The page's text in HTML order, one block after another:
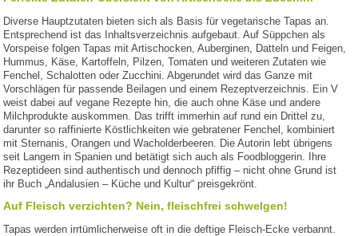
Diverse Hauptzutaten bieten sich als Basis für vegetarische Tapas an.
Entsprechend ist das Inhaltsverzeichnis aufgebaut. Auf Süppchen als
Vorspeise folgen Tapas mit Artischocken, Auberginen, Datteln und Feigen,
Hummus, Käse, Kartoffeln, Pilzen, Tomaten und weiteren Zutaten wie
Fenchel, Schalotten oder Zucchini. Abgerundet wird das Ganze mit
Vorschlägen für passende Beilagen und einem Rezeptverzeichnis. Ein V
weist dabei auf vegane Rezepte hin, die auch ohne Käse und andere
Milchprodukte auskommen. Das trifft immerhin auf rund ein Drittel zu,
darunter so raffinierte Köstlichkeiten wie gebratener Fenchel, kombiniert
mit Sternanis, Orangen und Wacholderbeeren. Die Autorin lebt übrigens
seit Langem in Spanien und betätigt sich auch als Foodbloggerin. Ihre
Rezeptideen sind authentisch und dennoch pfiffig – nicht ohne Grund ist
ihr Buch „Andalusien – Küche und Kultur“ preisgekrönt.
Auf Fleisch verzichten? Nein, fleischfrei schwelgen!
Tapas werden irrtümlicherweise oft in die deftige Fleisch-Ecke verbannt.